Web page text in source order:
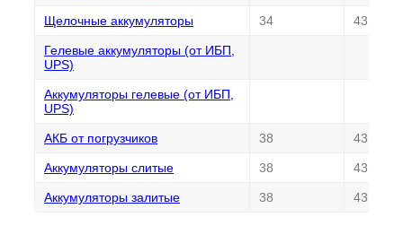
Щелочные аккумуляторы 34 43
Гелевые аккумуляторы (от ИБП,
UPS)
Аккумуляторы гелевые (от ИБП,
UPS)
АКБ от погрузчиков 38 43
Аккумуляторы слитые 38 43
Аккумуляторы залитые 38 43